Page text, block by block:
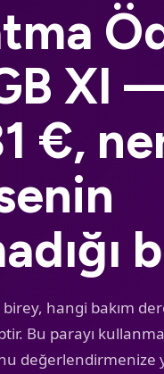
XI
€,
hangi bakım
Bu parayı
değerlendirmenize